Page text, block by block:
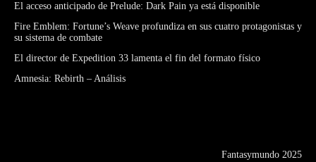
El acceso anticipado de Prelude: Dark Pain ya está disponible
Fire Emblem: Fortune’s Weave profundiza en sus cuatro protagonistas y
su sistema de combate
El director de Expedition 33 lamenta el fin del formato físico
Amnesia: Rebirth – Análisis
Fantasymundo 2025